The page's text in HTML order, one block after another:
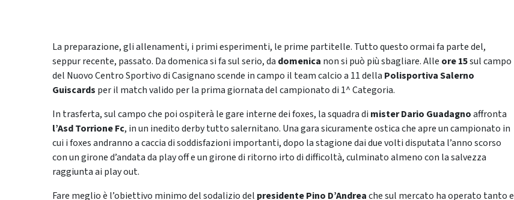
La preparazione, gli allenamenti, i primi esperimenti, le prime partitelle. Tutto questo ormai fa parte del,
seppur recente, passato. Da domenica si fa sul serio, da domenica non si può più sbagliare. Alle ore 15sul campo
del Nuovo Centro Sportivo di Casignano scende in campo il team calcio a 11 della Polisportiva Salerno
Guiscards per il match valido per la prima giornata del campionato di 1^ Categoria.
In trasferta, sul campo che poi ospiterà le gare interne dei foxes, la squadra di mister Dario Guadagnoaffronta
l’Asd Torrione Fc, in un inedito derby tutto salernitano. Una gara sicuramente ostica che apre un campionato in
cui i foxes andranno a caccia di soddisfazioni importanti, dopo la stagione dai due volti disputata l’anno scorso
con un girone d’andata da play off e un girone di ritorno irto di difficoltà, culminato almeno con la salvezza
raggiunta ai play out.
Fare meglio è l’obiettivo minimo del sodalizio del presidente Pino D’Andreache sul mercato ha operato tanto e